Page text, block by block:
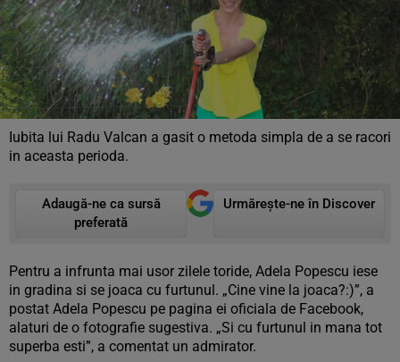
Iubita lui Radu Valcan a gasit o metoda simpla de a se racori
in aceasta perioda.
Adaugă-ne ca sursă
preferată
Urmărește-ne în Discover
Pentru a infrunta mai usor zilele toride, Adela Popescu iese
in gradina si se joaca cu furtunul. „Cine vine la joaca?:)”, a
postat Adela Popescu pe pagina ei oficiala de Facebook,
alaturi de o fotografie sugestiva. „Si cu furtunul in mana tot
superba esti”, a comentat un admirator.